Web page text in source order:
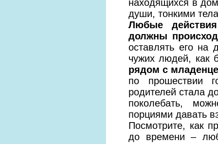
находящихся в
души, тонкими
Любые
должны
оставлять его
чужих людей,
рядом с
по прошествии
родителей стала
поколебать,
порциями давать
Посмотрите, как
до времени –